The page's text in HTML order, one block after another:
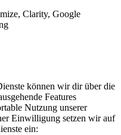
Clarity, Google
können wir dir über die
Features
Nutzung unserer
Einwilligung setzen wir auf
ein: